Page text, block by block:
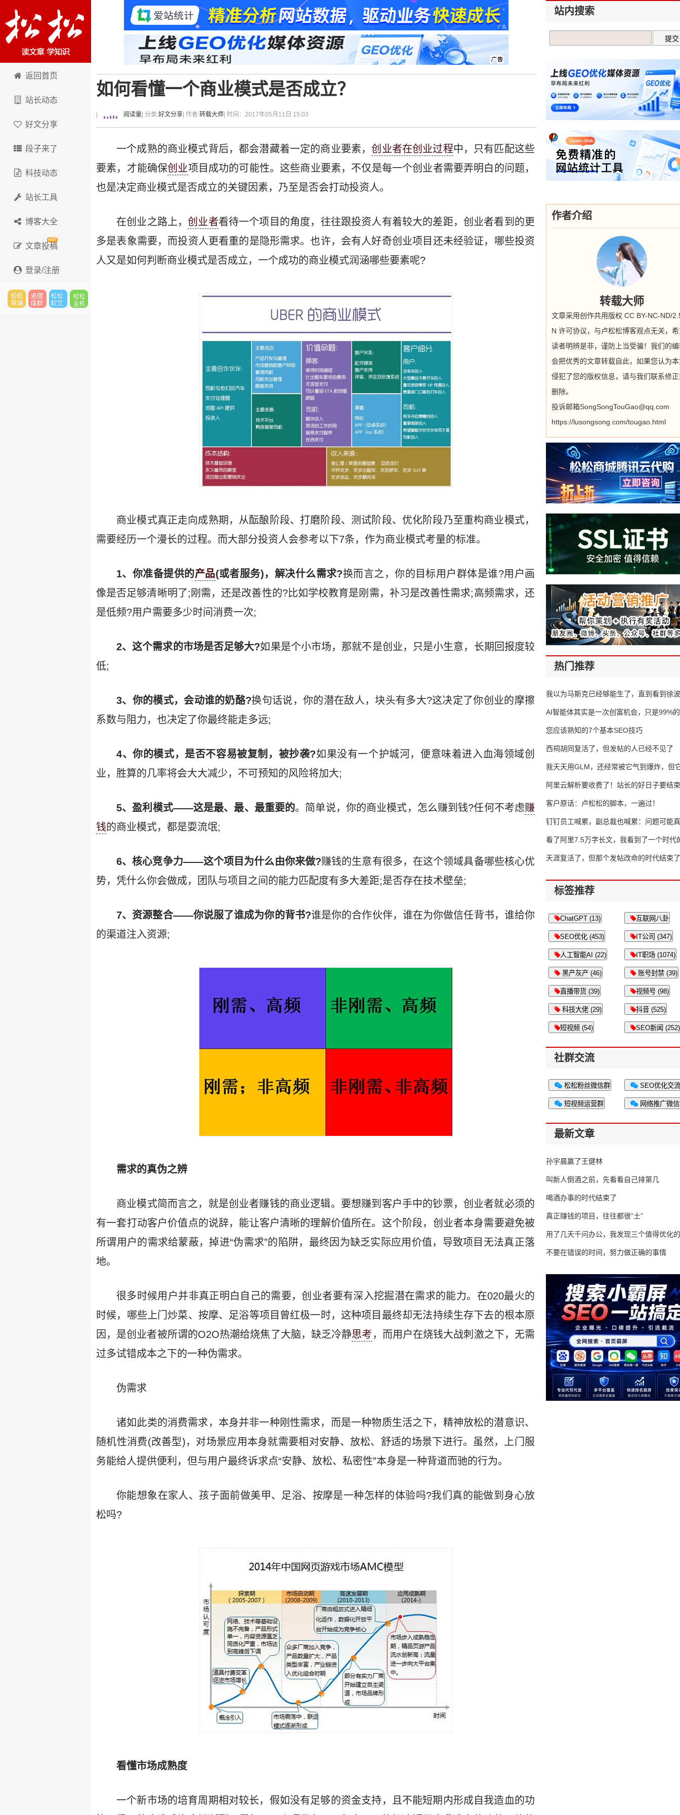
卢松松博客
返回首页
站长动态
好文分享
段子来了
科技动态
站长工具
博客大全
文章投稿
登录/注册
如何看懂一个商业模式是否成立？
阅读量 | 分类:好文分享 | 作者:转载大师 | 时间：2017年05月11日 15:03
一个成熟的商业模式背后，都会潜藏着一定的商业要素，创业者在创业过程中，只有匹配这些
要素，才能确保创业项目成功的可能性。这些商业要素，不仅是每一个创业者需要弄明白的问题，
也是决定商业模式是否成立的关键因素，乃至是否会打动投资人。
在创业之路上，创业者看待一个项目的角度，往往跟投资人有着较大的差距，创业者看到的更
多是表象需要，而投资人更看重的是隐形需求。也许，会有人好奇创业项目还未经验证，哪些投资
人又是如何判断商业模式是否成立，一个成功的商业模式润涵哪些要素呢?
商业模式真正走向成熟期，从酝酿阶段、打磨阶段、测试阶段、优化阶段乃至重构商业模式，
需要经历一个漫长的过程。而大部分投资人会参考以下7条，作为商业模式考量的标准。
1、你准备提供的产品(或者服务)，解决什么需求?换而言之，你的目标用户群体是谁?用户画
像是否足够清晰明了;刚需，还是改善性的?比如学校教育是刚需，补习是改善性需求;高频需求，还
是低频?用户需要多少时间消费一次;
2、这个需求的市场是否足够大?如果是个小市场，那就不是创业，只是小生意，长期回报度较
低;
3、你的模式，会动谁的奶酪?换句话说，你的潜在敌人，块头有多大?这决定了你创业的摩擦
系数与阻力，也决定了你最终能走多远;
4、你的模式，是否不容易被复制，被抄袭?如果没有一个护城河，便意味着进入血海领域创
业，胜算的几率将会大大减少，不可预知的风险将加大;
5、盈利模式——这是最、最、最重要的。简单说，你的商业模式，怎么赚到钱?任何不考虑赚
钱的商业模式，都是耍流氓;
6、核心竞争力——这个项目为什么由你来做?赚钱的生意有很多，在这个领域具备哪些核心优
势，凭什么你会做成，团队与项目之间的能力匹配度有多大差距;是否存在技术壁垒;
7、资源整合——你说服了谁成为你的背书?谁是你的合作伙伴，谁在为你做信任背书，谁给你
的渠道注入资源;
需求的真伪之辨
商业模式简而言之，就是创业者赚钱的商业逻辑。要想赚到客户手中的钞票，创业者就必须的
有一套打动客户价值点的说辞，能让客户清晰的理解价值所在。这个阶段，创业者本身需要避免被
所谓用户的需求给蒙蔽，掉进“伪需求”的陷阱，最终因为缺乏实际应用价值，导致项目无法真正落
地。
很多时候用户并非真正明白自己的需要，创业者要有深入挖掘潜在需求的能力。在020最火的
时候，哪些上门炒菜、按摩、足浴等项目曾红极一时，这种项目最终却无法持续生存下去的根本原
因，是创业者被所谓的O2O热潮给烧焦了大脑，缺乏冷静思考 ，而用户在烧钱大战刺激之下，无需
过多试错成本之下的一种伪需求。
伪需求
诸如此类的消费需求，本身并非一种刚性需求，而是一种物质生活之下，精神放松的潜意识、
随机性消费(改善型)，对场景应用本身就需要相对安静、放松、舒适的场景下进行。虽然，上门服
务能给人提供便利，但与用户最终诉求点“安静、放松、私密性”本身是一种背道而驰的行为。
你能想象在家人、孩子面前做美甲、足浴、按摩是一种怎样的体验吗?我们真的能做到身心放
松吗?
看懂市场成熟度
一个新市场的培育周期相对较长，假如没有足够的资金支持，且不能短期内形成自我造血的功
站内搜索
作者介绍
转载大师
文章采用创作共用版权 CC BY-NC-ND/
N 许可协议，与卢松松博客观点无关，
读者明辨是非，谨防上当受骗！我们的
会把优秀的文章转载自此，如果您认为
侵犯了您的版权信息，请与我们联系修
删除。
投诉邮箱SongSongTouGao@qq.com
https://lusongsong.com/tougao.html
热门推荐
我以为马斯克已经够能生了，直到看到
AI智能体其实是一次创富机会，只是99%
错过了
您应该熟知的7个基本SEO技巧
西祠胡同复活了，但发帖的人已经不见了
我天天用GLM，还经常被它气到爆炸，但
16万亿
阿里云解析要收费了！站长的好日子要结
客户原话：卢松松的脚本，一遍过！
钉钉员工喊累，副总裁也喊累：问题可能
了
看了阿里7.5万字长文，我看到了一个时代
天涯复活了，但那个发帖改命的时代结束了
标签推荐
ChatGPT (13) 互联网八卦
SEO优化 (453) IT公司 (347)
人工智能AI (22) IT职场 (1074)
黑产灰产 (46) 账号封禁 (39)
直播带货 (39) 视频号 (98)
科技大佬 (29) 抖音 (525)
短视频 (54) SEO新闻 (252)
社群交流
松松粉丝微信群 SEO优化交
短视频运营群 网络推广微
最新文章
孙宇晨赢了王健林
叫新人倒酒之前，先看看自己排第几
喝酒办事的时代结束了
真正赚钱的项目，往往都很“土”
用了几天千问办公，我发现三个值得优化
不要在错误的时间，努力做正确的事情